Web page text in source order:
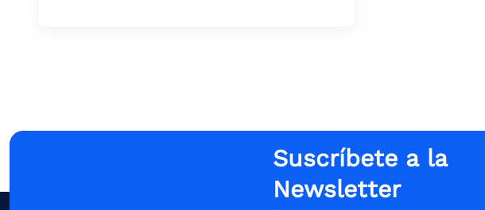
Suscríbete a la
Newsletter